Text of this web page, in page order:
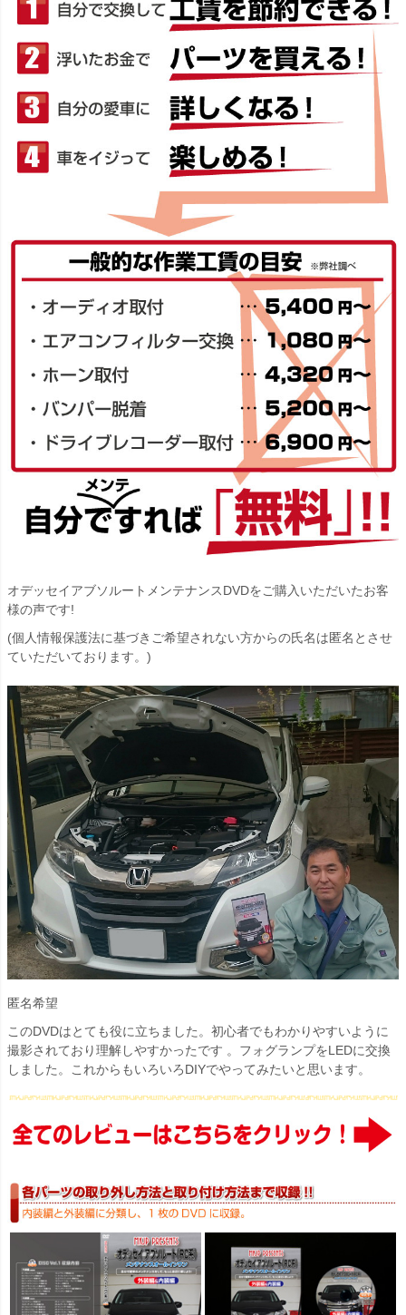
オデッセイアブソルートメンテナンスDVDをご購入いただいたお客
様の声です!
(個人情報保護法に基づきご希望されない方からの氏名は匿名とさせ
ていただいております。)
匿名希望
このDVDはとても役に立ちました。初心者でもわかりやすいように
撮影されており理解しやすかったです 。フォグランプをLEDに交換
しました。これからもいろいろDIYでやってみたいと思います。